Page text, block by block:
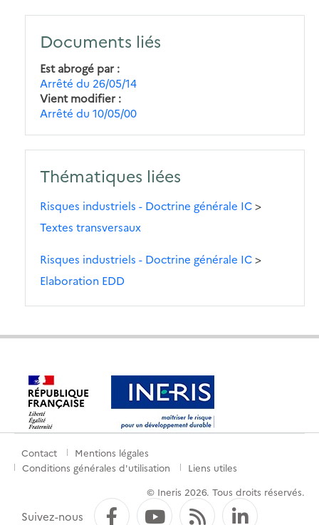
Documents liés
Est abrogé par
Arrêté du 26/05/14
Vient modifier
Arrêté du 10/05/00
Thématiques liées
Risques industriels - Doctrine générale IC>
Textes transversaux
Risques industriels - Doctrine générale IC>
Elaboration EDD
Menu
pied
Contact
Mentions légales
Conditions générales d'utilisation
Liens utiles
© Ineris 2026. Tous droits réservés.
Suivez-nous FacebookYouTube
Flux RSS